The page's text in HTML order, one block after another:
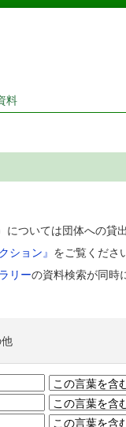
検索・予約システム
料
ついては団体への貸
ション』 をご覧くださ
リーの資料検索が同時